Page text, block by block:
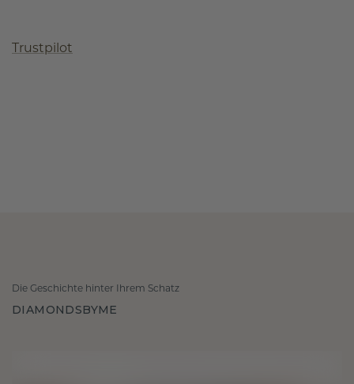
Trustpilot
Die Geschichte hinter Ihrem Schatz
DIAMONDSBYME